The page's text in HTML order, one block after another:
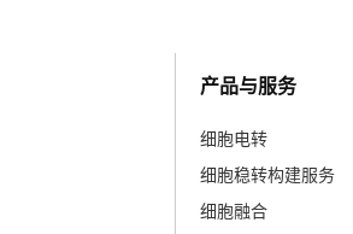
产品与服务
细胞电转
细胞稳转构建服务
细胞融合